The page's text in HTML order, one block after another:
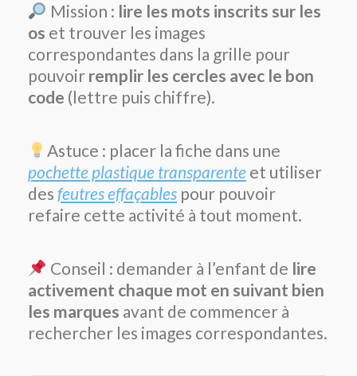
Mission : lire les mots inscrits sur les
os et trouver les images
correspondantes dans la grille pour
pouvoir remplir les cercles avec le bon
code (lettre puis chiffre).
Astuce : placer la fiche dans une
pochette plastique transparente et utiliser
des feutres effaçables pour pouvoir
refaire cette activité à tout moment.
Conseil : demander à l’enfant de lire
activement chaque mot en suivant bien
les marques avant de commencer à
rechercher les images correspondantes.